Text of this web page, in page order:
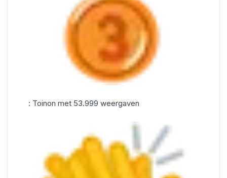
: Toinon met 53.999 weergaven